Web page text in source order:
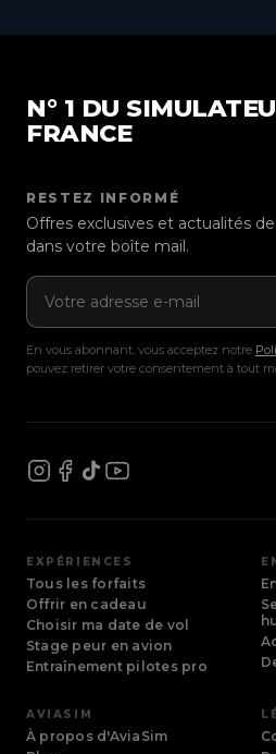
Aix-en-Provence
Bordeaux
Nouvelle-Aquitaine
Hauts-de-France
Lyon
Auvergne-Rhône-Alpes
Metz
Occitanie
Paris-Bercy
Île-de-France
Paris-Orly
Île-de-France
Paris-Ouest
Île-de-France
N° 1 DU
FRANCE
RESTEZ INFORMÉ
Offres exclusives et actualités
dans votre boîte mail.
Adresse e-mail
En vous abonnant, vous acceptez notre
pouvez retirer votre consentement à tout
EXPÉRIENCES
Tous les forfaits
Offrir en cadeau
Choisir ma date de vol
Stage peur en avion
Entraînement pilotes pro
AVIASIM
À propos d'AviaSim